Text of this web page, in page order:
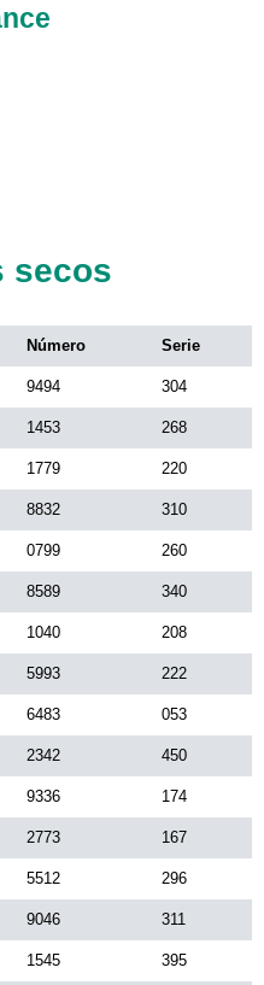
secos
Número Serie
9494 304
1453 268
1779 220
8832 310
0799 260
8589 340
1040 208
5993 222
6483 053
2342 450
9336 174
2773 167
5512 296
9046 311
1545 395